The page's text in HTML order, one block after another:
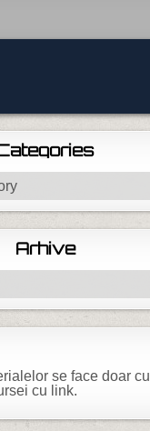
Arhive
se face doar cu
cu link.